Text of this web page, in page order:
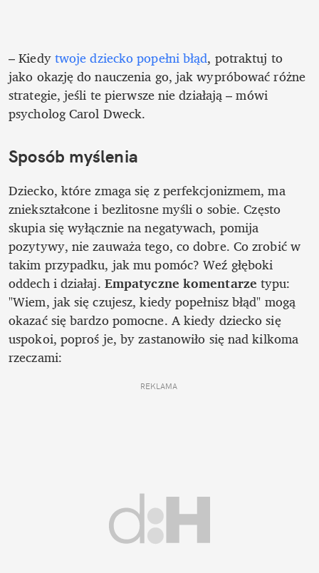
– Kiedy twoje dziecko popełni błąd, potraktuj to
jako okazję do nauczenia go, jak wypróbować różne
strategie, jeśli te pierwsze nie działają – mówi
psycholog Carol Dweck.
Sposób myślenia
Dziecko, które zmaga się z perfekcjonizmem, ma
zniekształcone i bezlitosne myśli o sobie. Często
skupia się wyłącznie na negatywach, pomija
pozytywy, nie zauważa tego, co dobre. Co zrobić w
takim przypadku, jak mu pomóc? Weź głęboki
oddech i działaj. Empatyczne komentarze typu:
"Wiem, jak się czujesz, kiedy popełnisz błąd" mogą
okazać się bardzo pomocne. A kiedy dziecko się
uspokoi, poproś je, by zastanowiło się nad kilkoma
rzeczami:
REKLAMA